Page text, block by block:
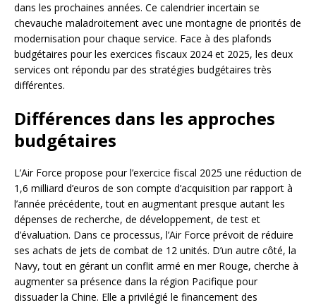
dans les prochaines années. Ce calendrier incertain se
chevauche maladroitement avec une montagne de priorités de
modernisation pour chaque service. Face à des plafonds
budgétaires pour les exercices fiscaux 2024 et 2025, les deux
services ont répondu par des stratégies budgétaires très
différentes.
Différences dans les approches
budgétaires
L’Air Force propose pour l’exercice fiscal 2025 une réduction de
1,6 milliard d’euros de son compte d’acquisition par rapport à
l’année précédente, tout en augmentant presque autant les
dépenses de recherche, de développement, de test et
d’évaluation. Dans ce processus, l’Air Force prévoit de réduire
ses achats de jets de combat de 12 unités. D’un autre côté, la
Navy, tout en gérant un conflit armé en mer Rouge, cherche à
augmenter sa présence dans la région Pacifique pour
dissuader la Chine. Elle a privilégié le financement des